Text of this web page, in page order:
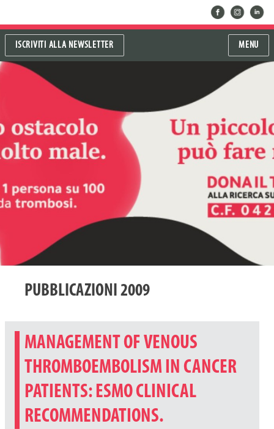
facebookinstragram
linkedin
ISCRIVITI ALLA NEWSLETTER MENU
PUBBLICAZIONI 2009
MANAGEMENT OF VENOUS
THROMBOEMBOLISM IN CANCER
PATIENTS: ESMO CLINICAL
RECOMMENDATIONS.